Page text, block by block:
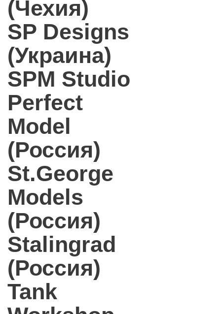
(Чехия)
SP Designs
(Украина)
SPM Studio
Perfect
Model
(Россия)
St.George
Models
(Россия)
Stalingrad
(Россия)
Tank